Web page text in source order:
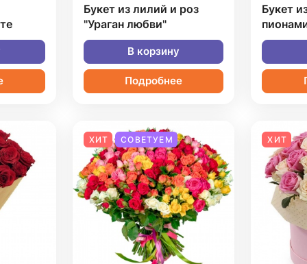
Букет из лилий и роз
"Ураган любви"
В корзину
Подробнее
Букет
ХИТ СОВЕТУЕМ ХИТ